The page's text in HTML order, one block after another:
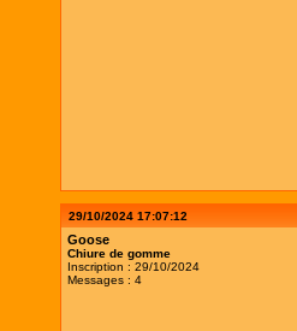
29/10/2024 17:07:12
Goose
Chiure de gomme
Inscription : 29/10/2024
Messages : 4